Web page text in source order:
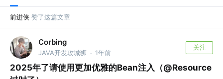
前进侠 赞了这篇文章
Corbing
JAVA开发攻城狮 · 1年前
关注
2025年了请使用更加优雅的Bean注入（@Resource